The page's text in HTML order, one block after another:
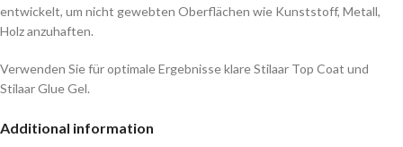
entwickelt, um nicht gewebten Oberflächen wie Kunststoff, Metall,
Holz anzuhaften.
Verwenden Sie für optimale Ergebnisse klare Stilaar Top Coat und
Stilaar Glue Gel.
Additional information